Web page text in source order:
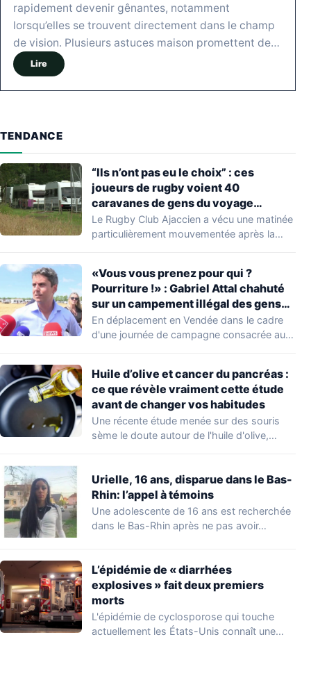
rapidement devenir gênantes, notamment
lorsqu’elles se trouvent directement dans le champ
de vision. Plusieurs astuces maison promettent de…
Lire
TENDANCE
“Ils n’ont pas eu le choix” : ces
joueurs de rugby voient 40
caravanes de gens du voyage
s’installer dans leur stade, ils les
délogent en moins d’1 heure
Le Rugby Club Ajaccien a vécu une matinée
particulièrement mouvementée après la
«Vous vous prenez pour qui ?
Pourriture !» : Gabriel Attal chahuté
sur un campement illégal des gens
du voyage
En déplacement en Vendée dans le cadre
d'une journée de campagne consacrée aux
Huile d’olive et cancer du pancréas :
ce que révèle vraiment cette étude
avant de changer vos habitudes
Une récente étude menée sur des souris
sème le doute autour de l'huile d'olive,…
Urielle, 16 ans, disparue dans le Bas-
Rhin: l’appel à témoins
Une adolescente de 16 ans est recherchée
dans le Bas-Rhin après ne pas avoir…
L’épidémie de « diarrhées
explosives » fait deux premiers
morts
L'épidémie de cyclosporose qui touche
actuellement les États-Unis connaît une